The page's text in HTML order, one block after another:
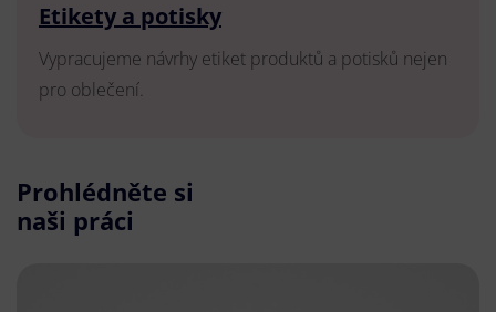
Etikety a potisky
Vypracujeme návrhy etiket produktů a potisků nejen
pro oblečení.
Prohlédněte si
naši práci